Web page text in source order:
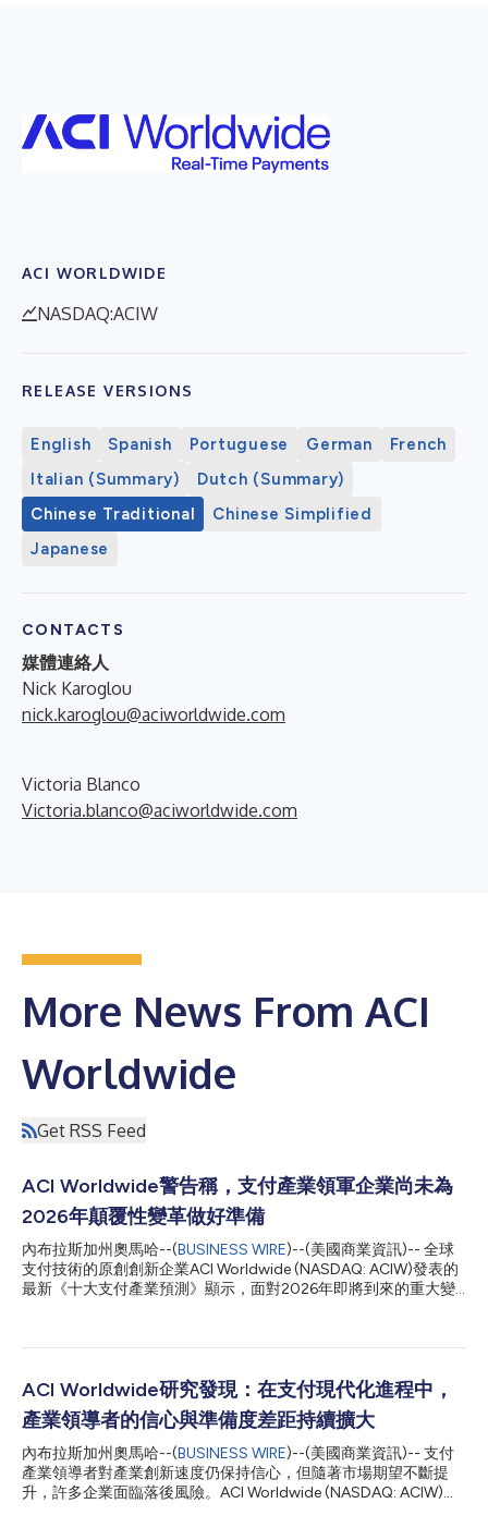
ACI WORLDWIDE
NASDAQ:ACIW
RELEASE VERSIONS
English Spanish Portuguese German
French
Italian (Summary)
Dutch (Summary)
Chinese Traditional
Chinese Simplified
Japanese
CONTACTS
媒體連絡人
Nick Karoglou
nick.karoglou@aciworldwide.com
Victoria Blanco
Victoria.blanco@aciworldwide.com
More News From ACI
Worldwide
Get RSS Feed
ACI Worldwide警告稱，支付產業領軍企業尚未為
2026年顛覆性變革做好準備
內布拉斯加州奧馬哈--(BUSINESS WIRE)--(美國商業資訊)-- 全球
支付技術的原創創新企業ACI Worldwide (NASDAQ: ACIW)發表的
最新《十大支付產業預測》顯示，面對2026年即將到來的重大變
再加上市場對即時、內建式、安全支付的需求激增，支付產業正邁
付產業：變革時代的領導力》指出，僅有36%的支付產業高階主管
制定了明確的長期現代化路線圖，眾多企業尚未形成清晰的轉型策
略願景。 ACI Worldwide策略與成長長Philip Bruno表示：「2026
年，支付產業的變革將不再是漸進式調整，而是結構性的顛覆。即
時支付現已成為產業基準，數位資產正進入受監管的生態系統，AI
則在重塑價值鏈的每一個環節。我們的研究發出明確警示：銀行必
須有目標地推進現代化轉型，實施智慧協調，並大規模建構用戶信
ACI Worldwide研究發現：在支付現代化進程中，
產業領導者的信心與準備度差距持續擴大
內布拉斯加州奧馬哈--(BUSINESS WIRE)--(美國商業資訊)-- 支付
產業領導者對產業創新速度仍保持信心，但隨著市場期望不斷提
升，許多企業面臨落後風險。ACI Worldwide (NASDAQ: ACIW)與